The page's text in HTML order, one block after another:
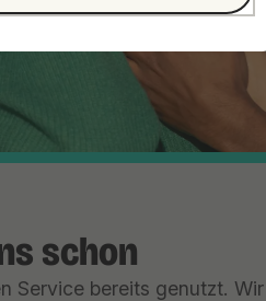
schon
Service bereits genutzt.